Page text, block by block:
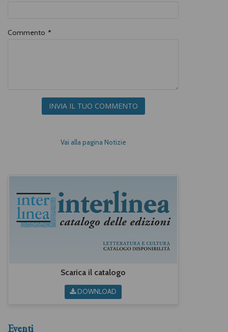
Commento *
INVIA IL TUO COMMENTO
Vai alla pagina Notizie
Scarica il catalogo
DOWNLOAD
Eventi